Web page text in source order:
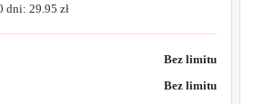
dni: 29.95 zł
Bez limitu
Bez limitu